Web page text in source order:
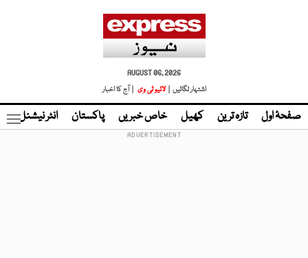
AUGUST 06, 2026
اشتہار لگائیں |
لائیو ٹی وی | آج کا اخبار
صفحۂ اول تازہ ترین کھیل خاص خبریں پاکستان انٹر نیشنل